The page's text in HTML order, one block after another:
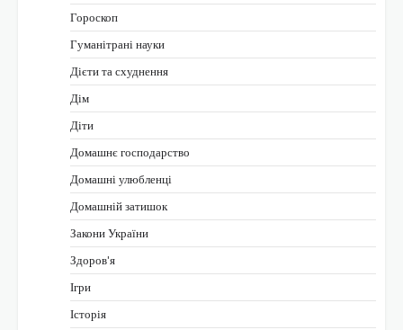
Гороскоп
Гуманітрані науки
Дієти та схуднення
Дім
Діти
Домашнє господарство
Домашні улюбленці
Домашній затишок
Закони України
Здоров'я
Ігри
Історія